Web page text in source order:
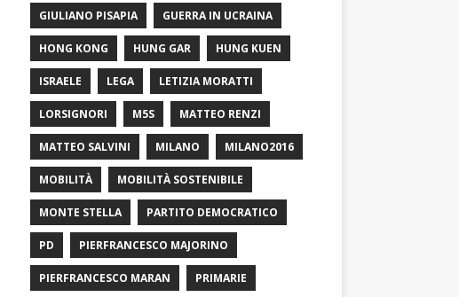
GIULIANO PISAPIA GUERRA IN UCRAINA
HONG KONG HUNG GAR HUNG KUEN
ISRAELE LEGA LETIZIA MORATTI
LORSIGNORI M5S MATTEO RENZI
MATTEO SALVINI MILANO MILANO2016
MOBILITÀ MOBILITÀ SOSTENIBILE
MONTE STELLA PARTITO DEMOCRATICO
PD PIERFRANCESCO MAJORINO
PIERFRANCESCO MARAN PRIMARIE